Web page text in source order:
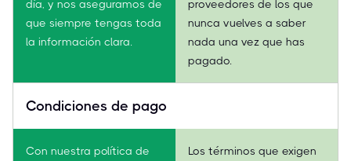
día, y nos aseguramos de
que siempre tengas toda
la información clara.
proveedores de los que
nunca vuelves a saber
nada una vez que has
pagado.
Condiciones de pago
Con nuestra política de
Los términos que exigen